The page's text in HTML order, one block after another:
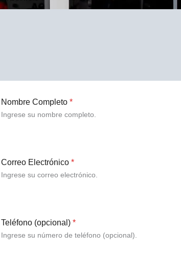
Nombre Completo *
Ingrese su nombre completo.
Correo Electrónico *
Ingrese su correo electrónico.
Teléfono (opcional) *
Ingrese su número de teléfono (opcional).